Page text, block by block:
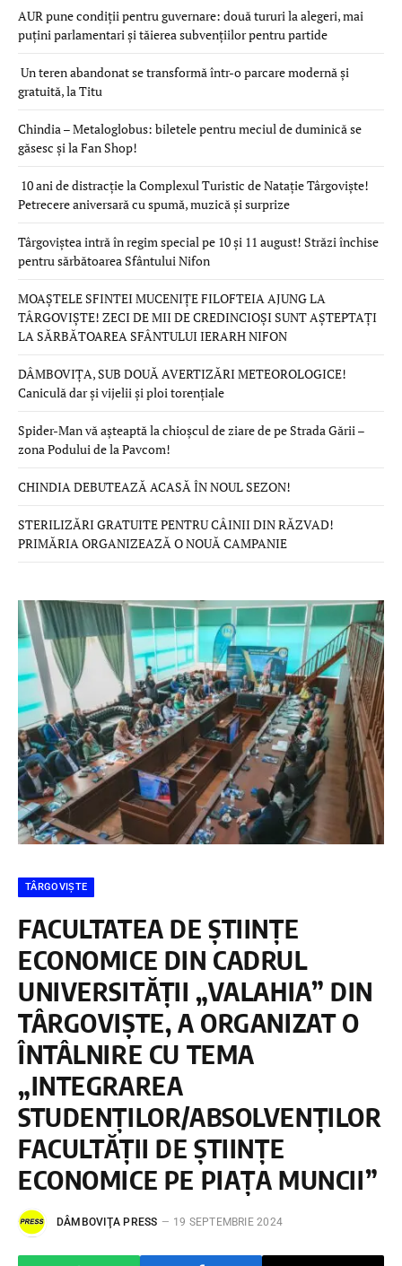
AUR pune condiții pentru guvernare: două tururi la alegeri, mai
puțini parlamentari și tăierea subvențiilor pentru partide
Un teren abandonat se transformă într-o parcare modernă și
gratuită, la Titu
Chindia – Metaloglobus: biletele pentru meciul de duminică se
găsesc și la Fan Shop!
10 ani de distracție la Complexul Turistic de Natație Târgoviște!
Petrecere aniversară cu spumă, muzică și surprize
Târgoviștea intră în regim special pe 10 și 11 august! Străzi închise
pentru sărbătoarea Sfântului Nifon
MOAȘTELE SFINTEI MUCENIȚE FILOFTEIA AJUNG LA
TÂRGOVIȘTE! ZECI DE MII DE CREDINCIOȘI SUNT AȘTEPTAȚI
LA SĂRBĂTOAREA SFÂNTULUI IERARH NIFON
DÂMBOVIȚA, SUB DOUĂ AVERTIZĂRI METEOROLOGICE!
Caniculă dar și vijelii și ploi torențiale
Spider-Man vă așteaptă la chioșcul de ziare de pe Strada Gării –
zona Podului de la Pavcom!
CHINDIA DEBUTEAZĂ ACASĂ ÎN NOUL SEZON!
STERILIZĂRI GRATUITE PENTRU CÂINII DIN RĂZVAD!
PRIMĂRIA ORGANIZEAZĂ O NOUĂ CAMPANIE
TÂRGOVIȘTE
FACULTATEA DE ȘTIINȚE
ECONOMICE DIN CADRUL
UNIVERSITĂȚII „VALAHIA” DIN
TÂRGOVIȘTE, A ORGANIZAT O
ÎNTÂLNIRE CU TEMA
„INTEGRAREA
STUDENȚILOR/ABSOLVENȚILOR
FACULTĂȚII DE ȘTIINȚE
ECONOMICE PE PIAȚA MUNCII”
DÂMBOVIŢA PRESS 19 SEPTEMBRIE 2024